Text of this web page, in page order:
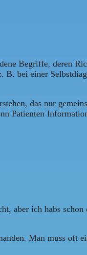
Begriffe, deren
B. bei einer
das nur
Patienten
aber ich habs schon
Man muss oft